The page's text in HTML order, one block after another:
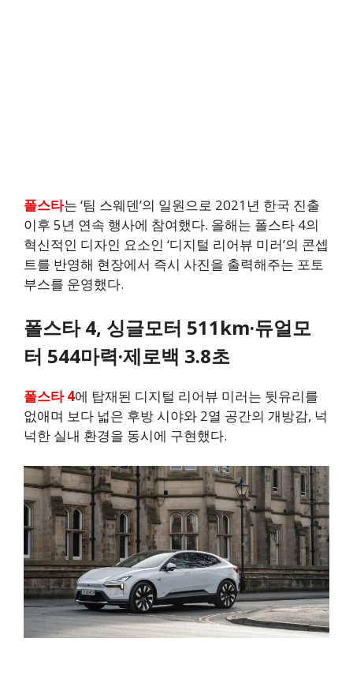
폴스타는 ‘팀 스웨덴’의 일원으로 2021년 한국 진출
이후 5년 연속 행사에 참여했다. 올해는 폴스타 4의
혁신적인 디자인 요소인 ‘디지털 리어뷰 미러’의 콘셉
트를 반영해 현장에서 즉시 사진을 출력해주는 포토
부스를 운영했다.
폴스타 4, 싱글모터 511km·듀얼모
터 544마력·제로백 3.8초
폴스타 4에 탑재된 디지털 리어뷰 미러는 뒷유리를
없애며 보다 넓은 후방 시야와 2열 공간의 개방감, 넉
넉한 실내 환경을 동시에 구현했다.